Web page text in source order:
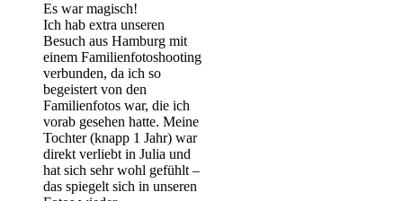
Es war magisch!
Ich hab extra unseren
Besuch aus Hamburg mit
einem Familienfotoshooting
verbunden, da ich so
begeistert von den
Familienfotos war, die ich
vorab gesehen hatte. Meine
Tochter (knapp 1 Jahr) war
direkt verliebt in Julia und
hat sich sehr wohl gefühlt –
das spiegelt sich in unseren